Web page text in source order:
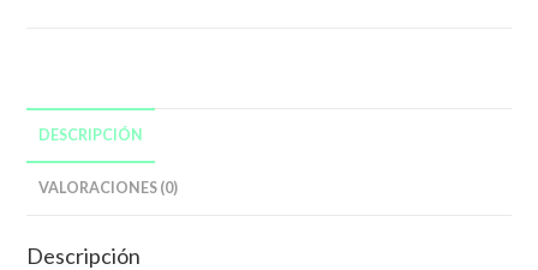
DESCRIPCIÓN
VALORACIONES (0)
Descripción